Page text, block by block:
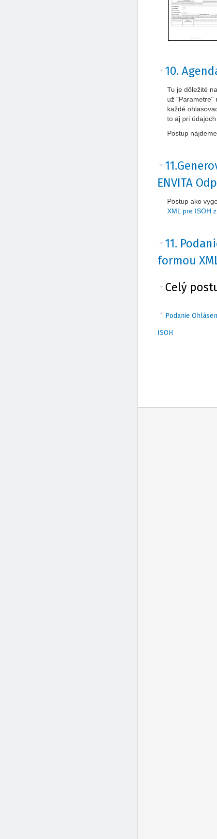
10.
Tu je dôležité
už "Parametre"
každé
to aj pri
Postup
ENVITA
Postup ako
XML pre ISOH
11.
formou
Celý
Podanie
ISOH